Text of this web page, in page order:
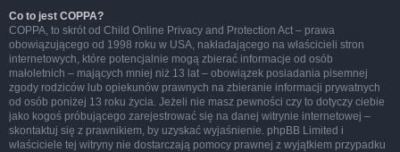
Co to jest COPPA?
COPPA, to skrót od Child Online Privacy and Protection Act – prawa
obowiązującego od 1998 roku w USA, nakładającego na właścicieli stron
internetowych, które potencjalnie mogą zbierać informacje od osób
małoletnich – mających mniej niż 13 lat – obowiązek posiadania pisemnej
zgody rodziców lub opiekunów prawnych na zbieranie informacji prywatnych
od osób poniżej 13 roku życia. Jeżeli nie masz pewności czy to dotyczy ciebie
jako kogoś próbującego zarejestrować się na danej witrynie internetowej –
skontaktuj się z prawnikiem, by uzyskać wyjaśnienie. phpBB Limited i
właściciele tej witryny nie dostarczają pomocy prawnej z wyjątkiem przypadku